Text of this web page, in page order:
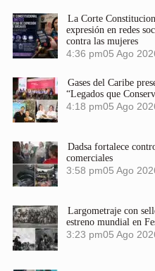
La Corte
expresión en redes
contra las mujeres
4:36 pm05 Ago
Gases del Caribe
“Legados que
4:18 pm05 Ago
Dadsa fortalece
comerciales
3:58 pm05 Ago
Largometraje con
estreno mundial en
3:23 pm05 Ago